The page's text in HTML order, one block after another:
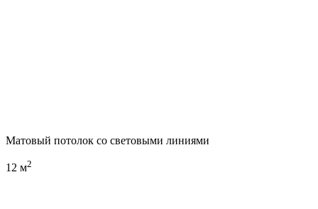
Матовый потолок со световыми линиями
12 м2